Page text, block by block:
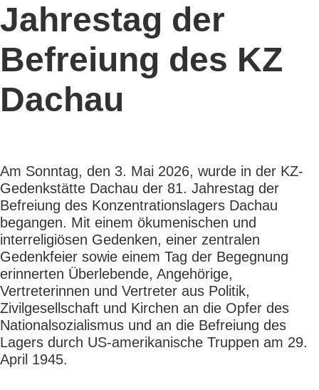
Jahrestag der
Befreiung des KZ
Dachau
Am Sonntag, den 3. Mai 2026, wurde in der KZ-
Gedenkstätte Dachau der 81. Jahrestag der
Befreiung des Konzentrationslagers Dachau
begangen. Mit einem ökumenischen und
interreligiösen Gedenken, einer zentralen
Gedenkfeier sowie einem Tag der Begegnung
erinnerten Überlebende, Angehörige,
Vertreterinnen und Vertreter aus Politik,
Zivilgesellschaft und Kirchen an die Opfer des
Nationalsozialismus und an die Befreiung des
Lagers durch US-amerikanische Truppen am 29.
April 1945.